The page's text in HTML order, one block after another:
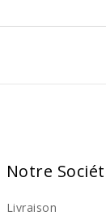
Notre
Livraison